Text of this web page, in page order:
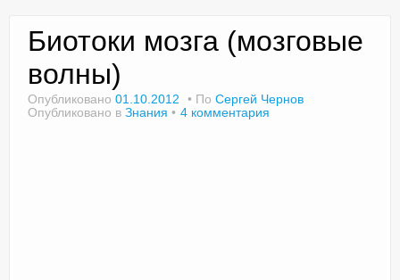
Доктор Чернов
Биотоки мозга (мозговые
волны)
Опубликовано 01.10.2012 По Сергей Чернов
Опубликовано в Знания 4 комментария